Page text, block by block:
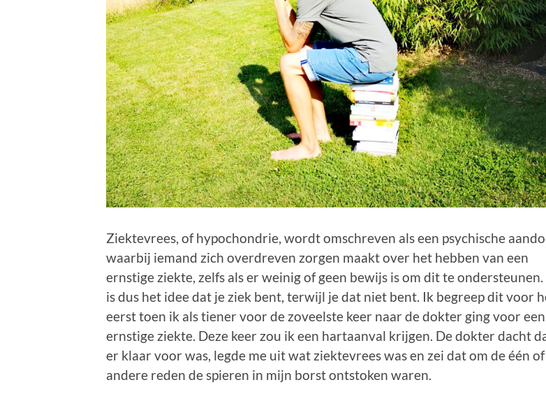
Ziektevrees, of hypochondrie, wordt omschreven als een psychische
waarbij iemand zich overdreven zorgen maakt over het hebben van een
ernstige ziekte, zelfs als er weinig of geen bewijs is om dit te
is dus het idee dat je ziek bent, terwijl je dat niet bent. Ik begreep dit voor
eerst toen ik als tiener voor de zoveelste keer naar de dokter ging voor
ernstige ziekte. Deze keer zou ik een hartaanval krijgen. De dokter dacht
er klaar voor was, legde me uit wat ziektevrees was en zei dat om de één of
andere reden de spieren in mijn borst ontstoken waren.